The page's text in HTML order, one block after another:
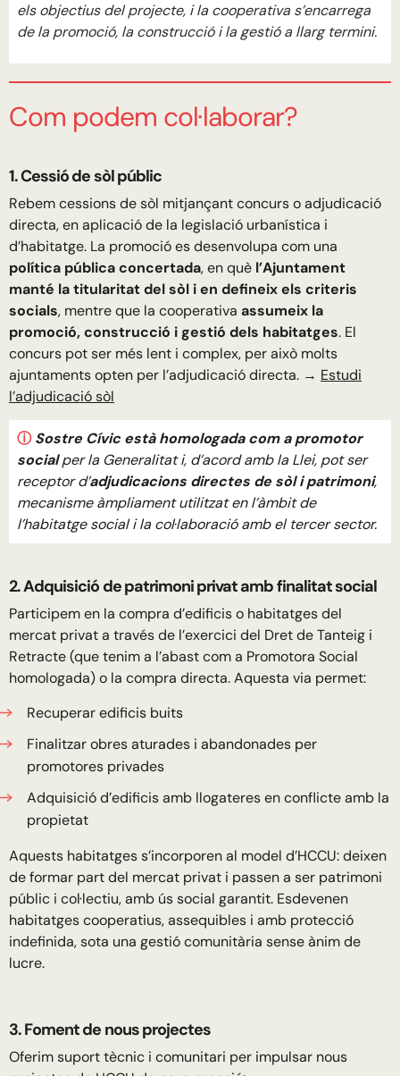
els objectius del projecte, i la cooperativa s’encarrega
de la promoció, la construcció i la gestió a llarg termini.
Com podem col·laborar?
1. Cessió de sòl públic
Rebem cessions de sòl mitjançant concurs o adjudicació
directa, en aplicació de la legislació urbanística i
d’habitatge. La promoció es desenvolupa com una
política pública concertada, en què l’Ajuntament
manté la titularitat del sòl i en defineix els criteris
socials, mentre que la cooperativa assumeix la
promoció, construcció i gestió dels habitatges. El
concurs pot ser més lent i complex, per això molts
ajuntaments opten per l’adjudicació directa. → Estudi
l’adjudicació sòl
ⓘSostre Cívic està homologada com a promotor
socialper la Generalitat i, d’acord amb la Llei, pot ser
receptor d’adjudicacions directes de sòl i patrimoni,
mecanisme àmpliament utilitzat en l’àmbit de
l’habitatge social i la col·laboració amb el tercer sector.
2. Adquisició de patrimoni privat amb finalitat social
Participem en la compra d’edificis o habitatges del
mercat privat a través de l’exercici del Dret de Tanteig i
Retracte (que tenim a l’abast com a Promotora Social
homologada) o la compra directa. Aquesta via permet:
Recuperar edificis buits
Finalitzar obres aturades i abandonades per
promotores privades
Adquisició d’edificis amb llogateres en conflicte amb la
propietat
Aquests habitatges s’incorporen al model d’HCCU: deixen
de formar part del mercat privat i passen a ser patrimoni
públic i col·lectiu, amb ús social garantit. Esdevenen
habitatges cooperatius, assequibles i amb protecció
indefinida, sota una gestió comunitària sense ànim de
lucre.
3. Foment de nous projectes
Oferim suport tècnic i comunitari per impulsar nous